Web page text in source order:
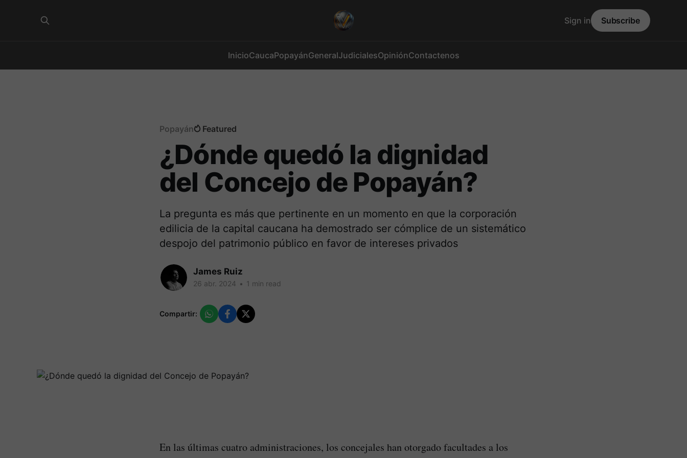
InicioCaucaPopayánGeneralJudicialesOpiniónContactenos
Sign in Subscribe
Popayán Featured
¿Dónde quedó la dignidad
del Concejo de Popayán?
La pregunta es más que pertinente en un momento en que la corporación
edilicia de la capital caucana ha demostrado ser cómplice de un sistemático
despojo del patrimonio público en favor de intereses privados
James Ruiz
26 abr. 2024 • 1 min read
Compartir:
En las últimas cuatro administraciones, los concejales han otorgado facultades a los